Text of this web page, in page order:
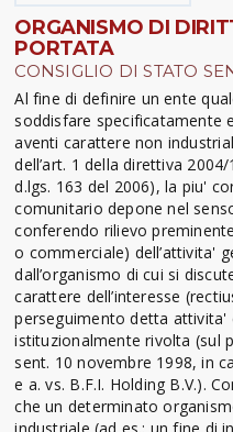
ORGANISMO DI
PORTATA
CONSIGLIO DI STATO
Al fine di definire un ente
soddisfare specificatamente
aventi carattere non
dell’art. 1 della direttiva
d.lgs. 163 del 2006), la piu'
comunitario depone nel
conferendo rilievo
o commerciale) dell’attivita'
dall’organismo di cui si
carattere dell’interesse
perseguimento detta attivita'
istituzionalmente rivolta (sul
sent. 10 novembre 1998, in
e a. vs. B.F.I. Holding B.V.).
che un determinato
industriale (ad es.: un fine di